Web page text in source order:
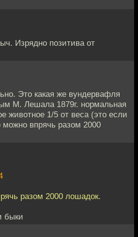
Изрядно позитива от
Это какая же вундервафля
М. Лешала 1879г. нормальная
животное 1/5 от веса (это если
можно впрячь разом 2000
разом 2000 лошадок.
быки